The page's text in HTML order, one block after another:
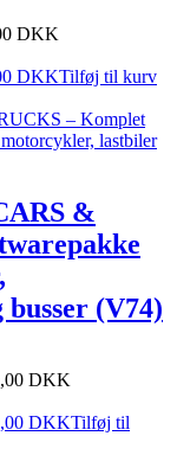
DKK
DKK.
DKKTilføj til kurv
&
(V74)
DKK
DKKTilføj til